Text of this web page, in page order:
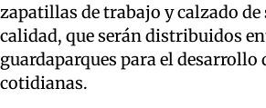
zapatillas de trabajo y calzado de
calidad, que serán distribuidos
guardaparques para el desarrollo
cotidianas.